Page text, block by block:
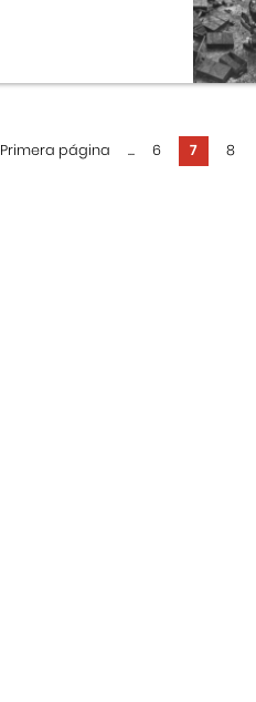
Primera página ... 6 7 8